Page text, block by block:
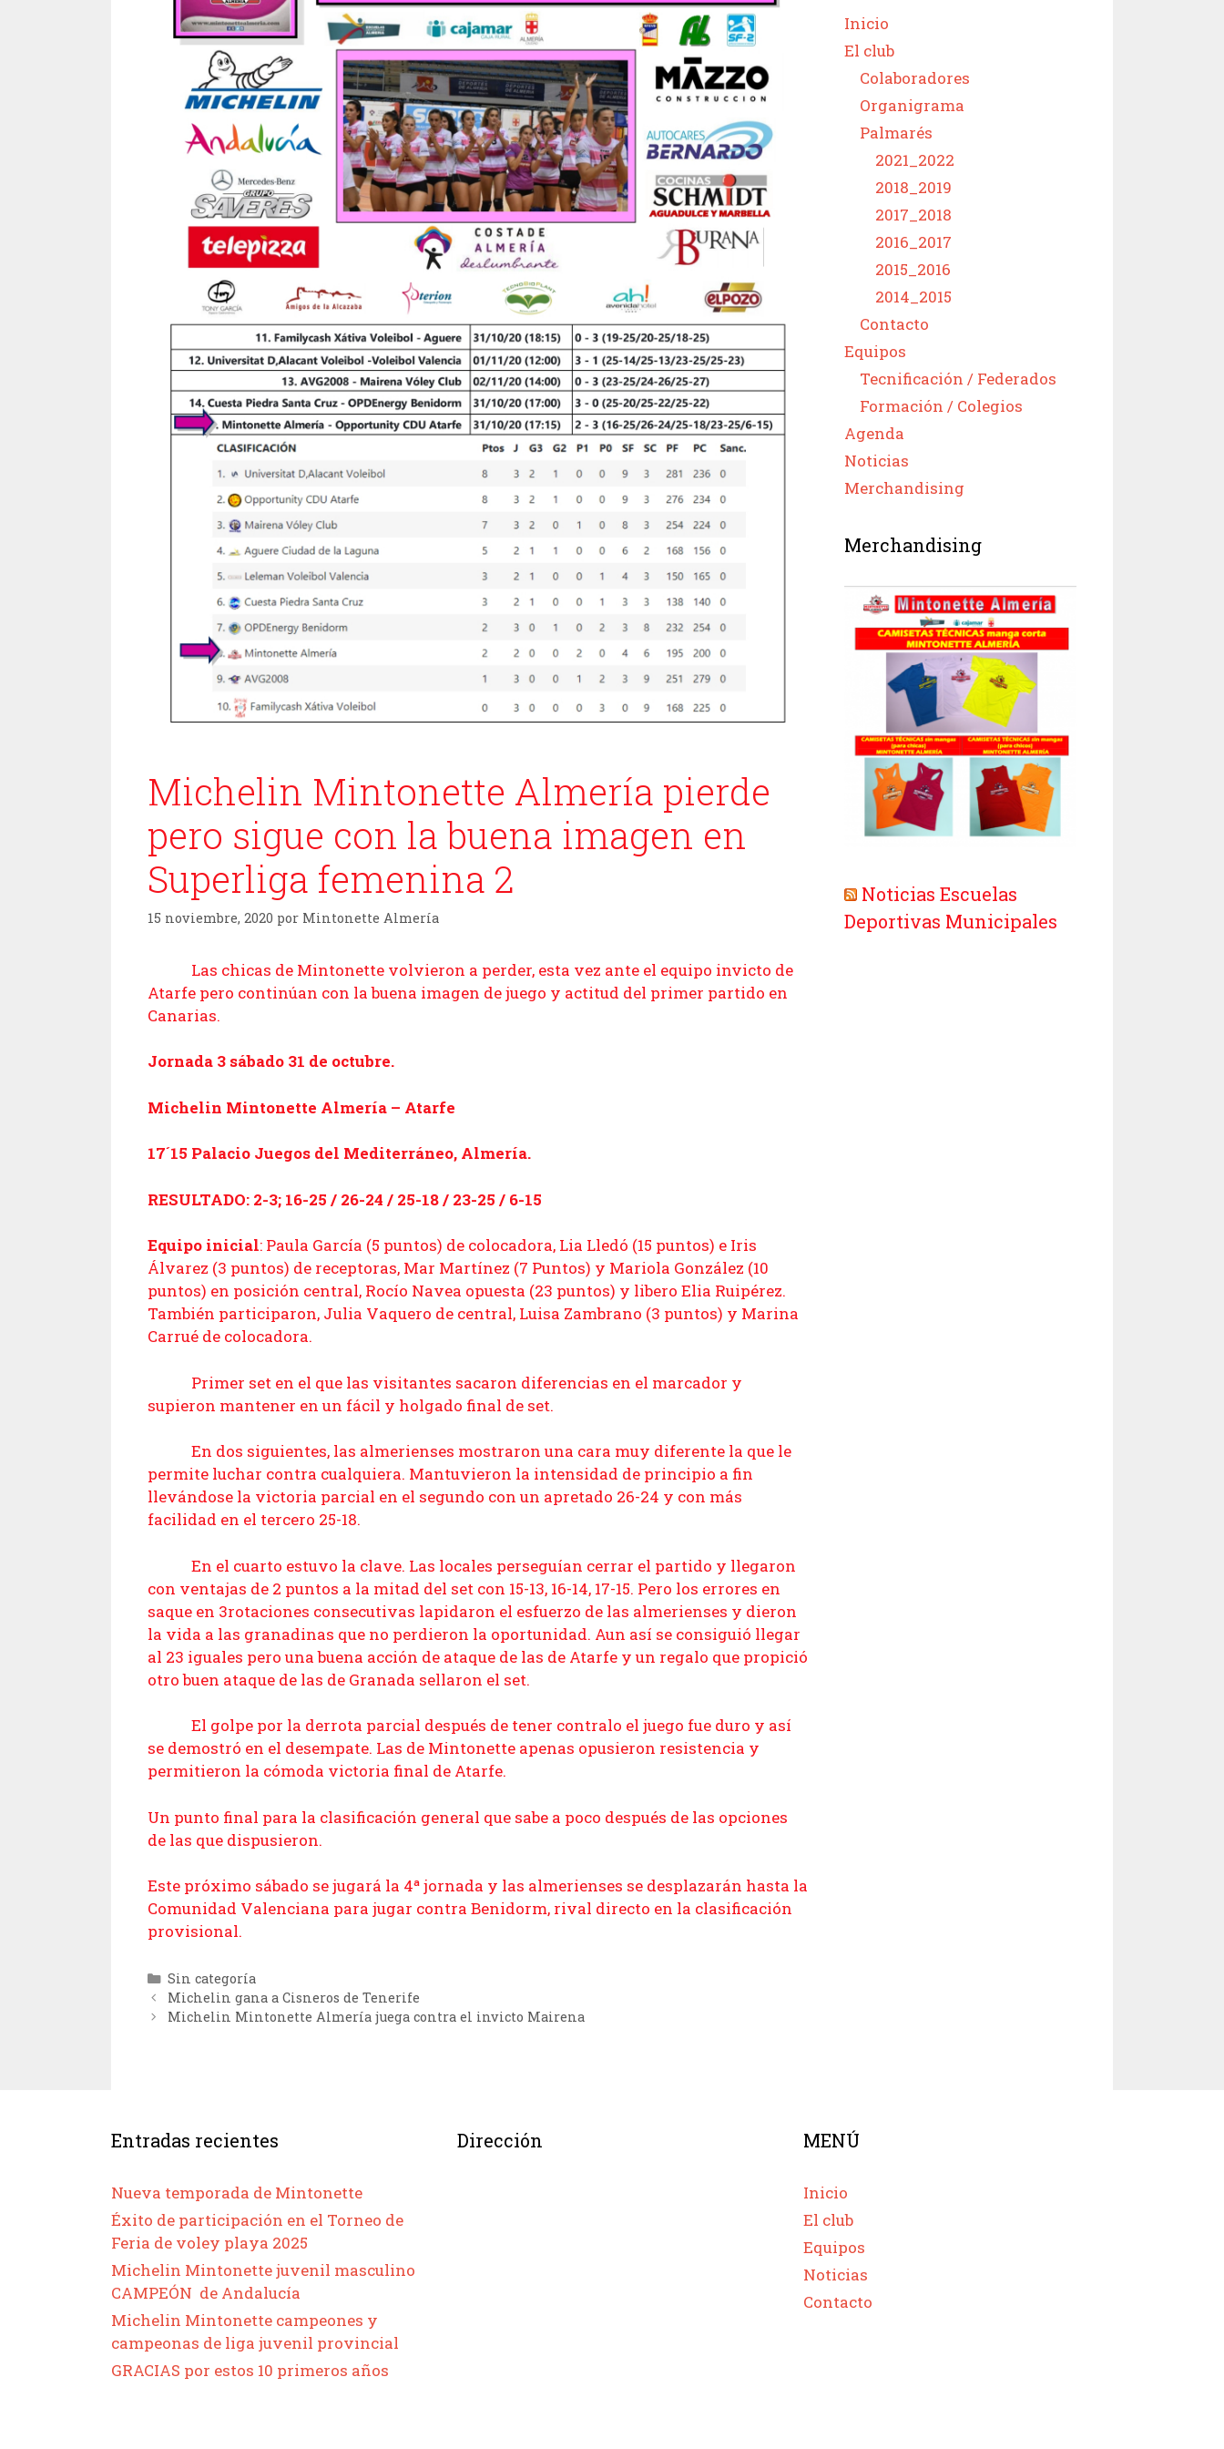
Michelin Mintonette Almería pierde
pero sigue con la buena imagen en
Superliga femenina 2
15 noviembre, 2020 por Mintonette Almería
Las chicas de Mintonette volvieron a perder, esta vez ante el equipo invicto de
Atarfe pero continúan con la buena imagen de juego y actitud del primer partido en
Canarias.
Jornada 3 sábado 31 de octubre.
Michelin Mintonette Almería – Atarfe
17´15 Palacio Juegos del Mediterráneo, Almería.
RESULTADO: 2-3; 16-25 / 26-24 / 25-18 / 23-25 / 6-15
Equipo inicial: Paula García (5 puntos) de colocadora, Lia Lledó (15 puntos) e Iris
Álvarez (3 puntos) de receptoras, Mar Martínez (7 Puntos) y Mariola González (10
puntos) en posición central, Rocío Navea opuesta (23 puntos) y libero Elia Ruipérez.
También participaron, Julia Vaquero de central, Luisa Zambrano (3 puntos) y Marina
Carrué de colocadora.
Primer set en el que las visitantes sacaron diferencias en el marcador y
supieron mantener en un fácil y holgado final de set.
En dos siguientes, las almerienses mostraron una cara muy diferente la que le
permite luchar contra cualquiera. Mantuvieron la intensidad de principio a fin
llevándose la victoria parcial en el segundo con un apretado 26-24 y con más
facilidad en el tercero 25-18.
En el cuarto estuvo la clave. Las locales perseguían cerrar el partido y llegaron
con ventajas de 2 puntos a la mitad del set con 15-13, 16-14, 17-15. Pero los errores en
saque en 3rotaciones consecutivas lapidaron el esfuerzo de las almerienses y dieron
la vida a las granadinas que no perdieron la oportunidad. Aun así se consiguió llegar
al 23 iguales pero una buena acción de ataque de las de Atarfe y un regalo que propició
otro buen ataque de las de Granada sellaron el set.
El golpe por la derrota parcial después de tener contralo el juego fue duro y así
se demostró en el desempate. Las de Mintonette apenas opusieron resistencia y
permitieron la cómoda victoria final de Atarfe.
Un punto final para la clasificación general que sabe a poco después de las opciones
de las que dispusieron.
Este próximo sábado se jugará la 4ª jornada y las almerienses se desplazarán hasta la
Comunidad Valenciana para jugar contra Benidorm, rival directo en la clasificación
provisional.
Categorías
Sin categoría
Michelin gana a Cisneros de Tenerife
Michelin Mintonette Almería juega contra el invicto Mairena
Inicio
El club
Colaboradores
Organigrama
Palmarés
2021_2022
2018_2019
2017_2018
2016_2017
2015_2016
2014_2015
Contacto
Equipos
Tecnificación / Federados
Formación / Colegios
Agenda
Noticias
Merchandising
Merchandising
Noticias Escuelas
Deportivas Municipales
Entradas recientes
Nueva temporada de Mintonette
Éxito de participación en el Torneo de
Feria de voley playa 2025
Michelin Mintonette juvenil masculino
CAMPEÓN de Andalucía
Michelin Mintonette campeones y
campeonas de liga juvenil provincial
GRACIAS por estos 10 primeros años
Dirección MENÚ
Inicio
El club
Equipos
Noticias
Contacto